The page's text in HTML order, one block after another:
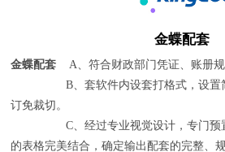
金蝶配套
金蝶配套 A、符合财政部门凭证、账册规
B、套软件内设套打格式，设置简
订免裁切。
C、经过专业视觉设计，专门预置
的表格完美结合，确定输出配套的完整、